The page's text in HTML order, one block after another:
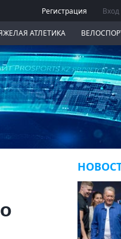
Регистрация Вход
АТЛЕТИКА